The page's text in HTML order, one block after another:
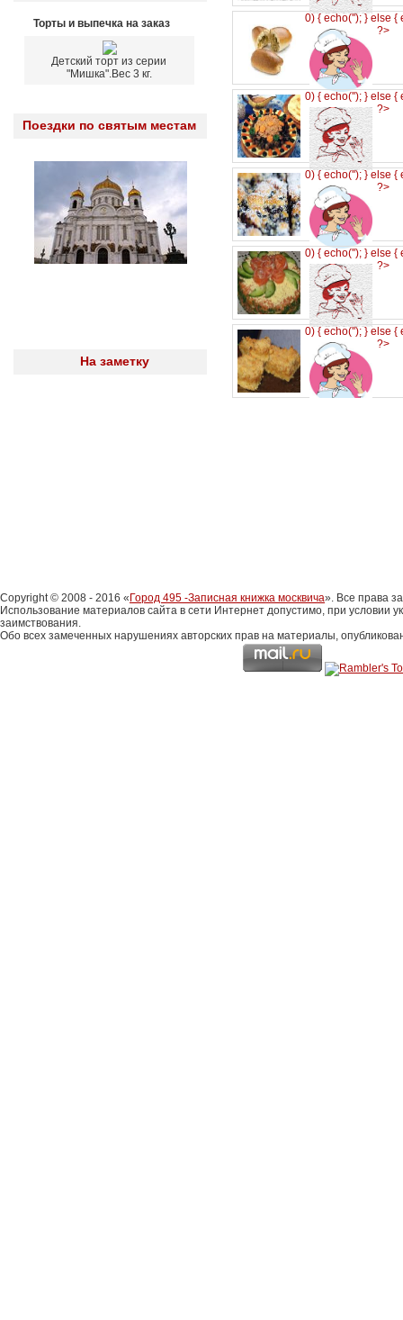
Торты и выпечка на заказ
Детский торт из серии
"Мишка".Вес 3 кг.
Поездки по святым местам
На заметку
0) { echo(''); } else {
?>
0) { echo(''); } else {
?>
0) { echo(''); } else {
?>
0) { echo(''); } else {
?>
0) { echo(''); } else {
?>
Copyright © 2008 - 2016 « Город 495 -Записная книжка москвича». Все права
Использование материалов сайта в сети Интернет допустимо, при условии
заимствования.
Обо всех замеченных нарушениях авторских прав на материалы,